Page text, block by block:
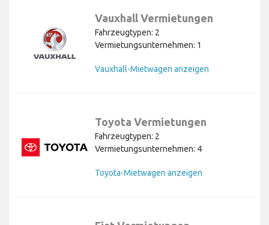
Vauxhall Vermietungen
Fahrzeugtypen: 2
Vermietungsunternehmen: 1
Vauxhall-Mietwagen anzeigen
Toyota Vermietungen
Fahrzeugtypen: 2
Vermietungsunternehmen: 4
Toyota-Mietwagen anzeigen